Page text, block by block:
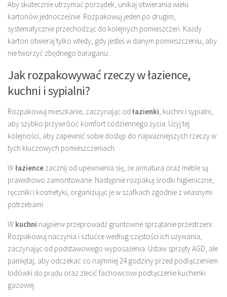
Aby skutecznie utrzymać porządek, unikaj otwierania wielu
kartonów jednocześnie. Rozpakowuj jeden po drugim,
systematycznie przechodząc do kolejnych pomieszczeń. Każdy
karton otwieraj tylko wtedy, gdy jesteś w danym pomieszczeniu, aby
nie tworzyć zbędnego bałaganu.
Jak rozpakowywać rzeczy w łazience,
kuchni i sypialni?
Rozpakowuj mieszkanie, zaczynając od łazienki , kuchni i sypialni,
aby szybko przywrócić komfort codziennego życia. Użyj tej
kolejności, aby zapewnić sobie dostęp do najważniejszych rzeczy w
tych kluczowych pomieszczeniach.
W łazience zacznij od upewnienia się, że armatura oraz meble są
prawidłowo zamontowane. Następnie rozpakuj środki higieniczne,
ręczniki i kosmetyki, organizując je w szafkach zgodnie z własnymi
potrzebami.
W kuchni najpierw przeprowadź gruntowne sprzątanie przestrzeni.
Rozpakowuj naczynia i sztućce według częstości ich używania,
zaczynając od podstawowego wyposażenia. Ustaw sprzęty AGD, ale
pamiętaj, aby odczekać co najmniej 24 godziny przed podłączeniem
lodówki do prądu oraz zlecić fachowcowi podłączenie kuchenki
gazowej.